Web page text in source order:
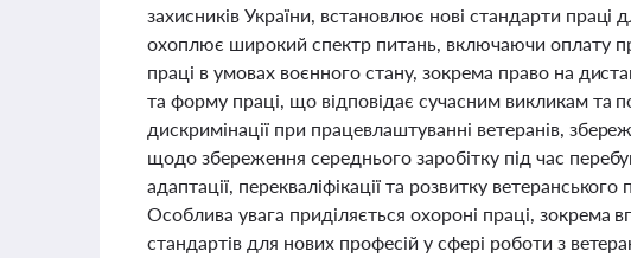
захисників України, встановлює нові стандарти
охоплює широкий спектр питань, включаючи оплату
праці в умовах воєнного стану, зокрема право на
та форму праці, що відповідає сучасним викликам та
дискримінації при працевлаштуванні ветеранів,
щодо збереження середнього заробітку під час
адаптації, перекваліфікації та розвитку
Особлива увага приділяється охороні праці, зокрема
стандартів для нових професій у сфері роботи з